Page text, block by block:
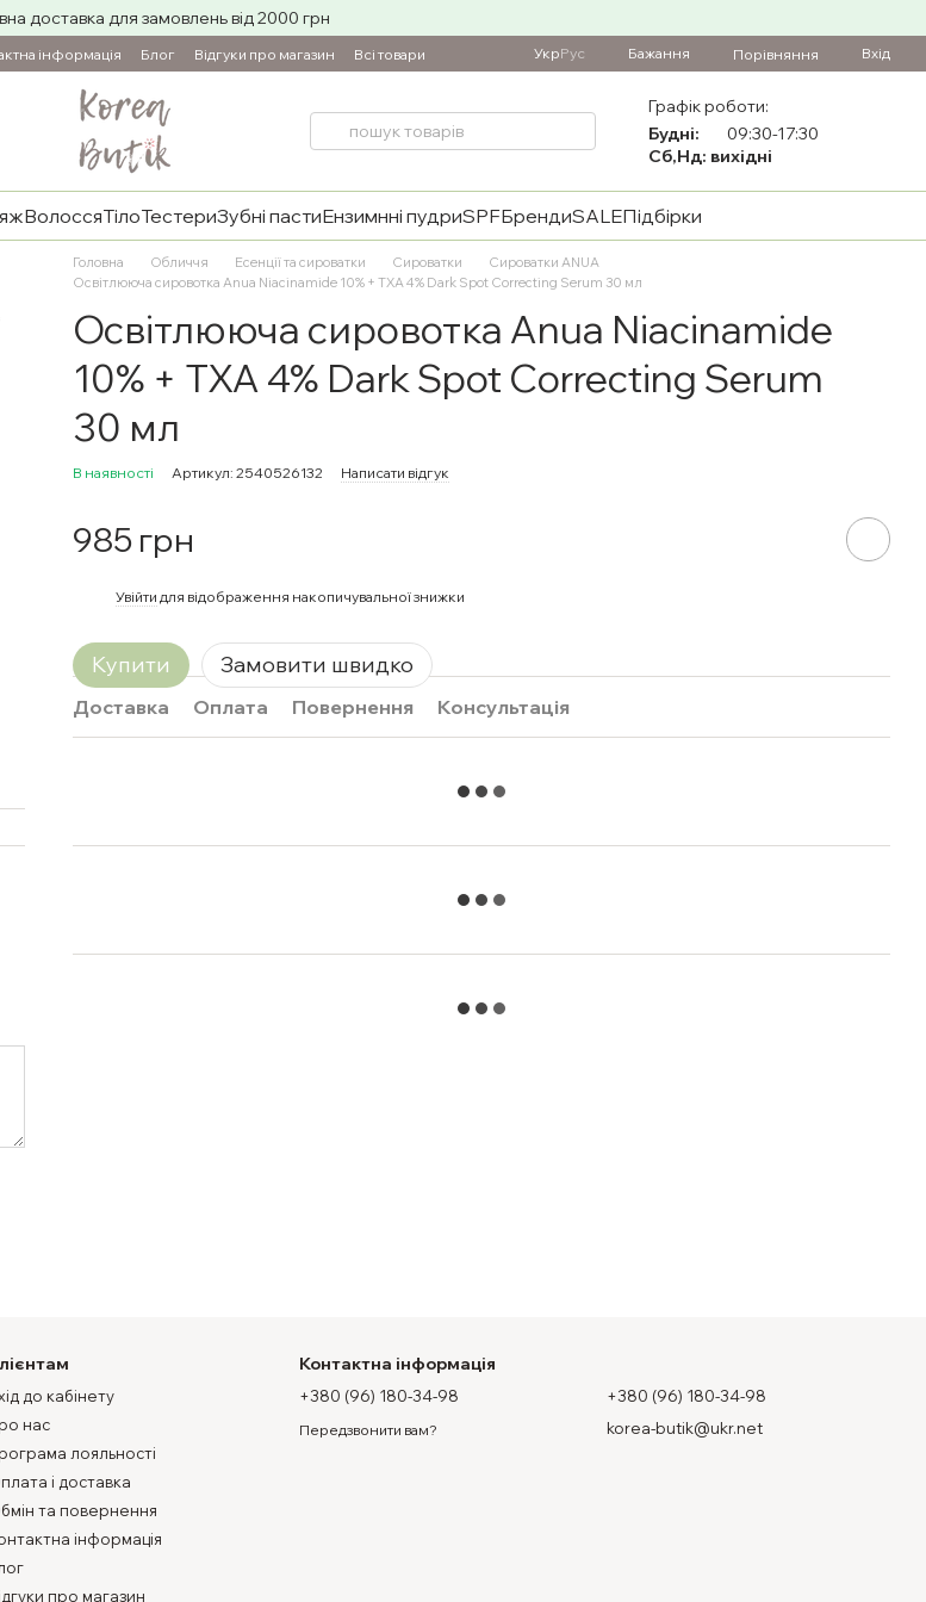
доставка для замовлень від 2000 грн
інформація Блог Відгуки про магазин Всі товари УкрРус Бажання Порівняння Вхід
Графік роботи:
Будні:
09:30-17:30
Сб,Нд: вихідні
ВолоссяТілоТестериЗубні пастиЕнзимнні пудриSPFБрендиSALEПідбірки
Головна Обличчя Есенції та сироватки Сироватки
Сироватки ANUA
Освітлююча сировотка Anua Niacinamide 10% + TXA 4% Dark Spot Correcting Serum 30 мл
Освітлююча сировотка Anua Niacinamide
10% + TXA 4% Dark Spot Correcting Serum
30 мл
В наявності Артикул: 2540526132 Написати відгук
985 грн
Увійти для відображення накопичувальної знижки
Купити Замовити швидко
Доставка Оплата Повернення Консультація
до кабінету
нас
лояльності
і доставка
та повернення
інформація
про магазин
Контактна інформація
+380 (96) 180-34-98
Передзвонити вам?
+380 (96) 180-34-98
korea-butik@ukr.net